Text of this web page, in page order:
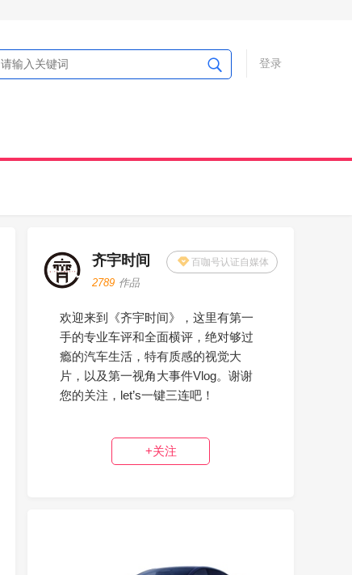
登录
齐宇时间 百咖号认证自媒体
2789 作品
欢迎来到《齐宇时间》，这里有第一
手的专业车评和全面横评，绝对够过
瘾的汽车生活，特有质感的视觉大
片，以及第一视角大事件Vlog。谢谢
您的关注，let’s一键三连吧！
+关注